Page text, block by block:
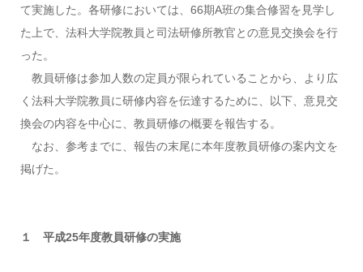
て実施した。各研修においては、66期A班の集合修習を見学し
た上で、法科大学院教員と司法研修所教官との意見交換会を行
った。
教員研修は参加人数の定員が限られていることから、より広
く法科大学院教員に研修内容を伝達するために、以下、意見交
換会の内容を中心に、教員研修の概要を報告する。
なお、参考までに、報告の末尾に本年度教員研修の案内文を
掲げた。
１ 平成25年度教員研修の実施